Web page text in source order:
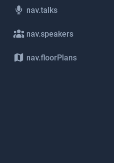
nav.talks
nav.speakers
nav.floorPlans